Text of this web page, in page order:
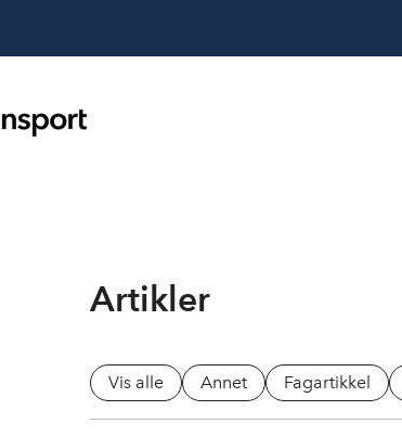
Artikler
Vis alle Annet Fagartikkel